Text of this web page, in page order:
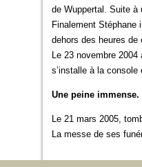
de Wuppertal. Suite à
Finalement Stéphane
dehors des heures de
Le 23 novembre
s’installe à la console
Une peine immense.
Le 21 mars 2005,
La messe de ses